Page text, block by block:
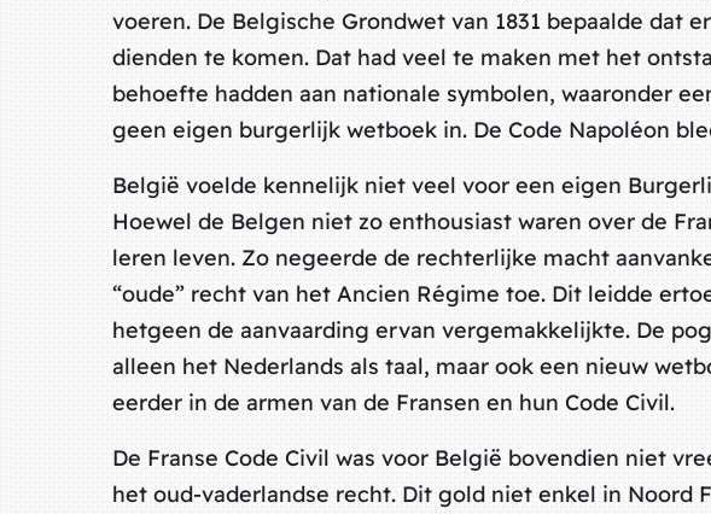
voeren. De Belgische Grondwet van 1831 bepaalde dat
dienden te komen. Dat had veel te maken met het
behoefte hadden aan nationale symbolen, waaronder
geen eigen burgerlijk wetboek in. De Code Napoléon
België voelde kennelijk niet veel voor een eigen
Hoewel de Belgen niet zo enthousiast waren over de
leren leven. Zo negeerde de rechterlijke macht
“oude” recht van het Ancien Régime toe. Dit leidde
hetgeen de aanvaarding ervan vergemakkelijkte. De
alleen het Nederlands als taal, maar ook een nieuw
eerder in de armen van de Fransen en hun Code Civil.
De Franse Code Civil was voor België bovendien niet
het oud-vaderlandse recht. Dit gold niet enkel in Noord